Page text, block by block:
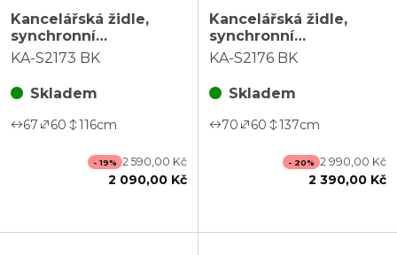
Kancelářská židle,
synchronní
mechanismus, černá
KA-S2173 BK
Skladem
67 60 116cm
- 19% 2 590,00 Kč
2 090,00 Kč
Kancelářská židle,
synchronní
mechanismus, černá
KA-S2176 BK
Skladem
70 60 137cm
- 20% 2 990,00 Kč
2 390,00 Kč